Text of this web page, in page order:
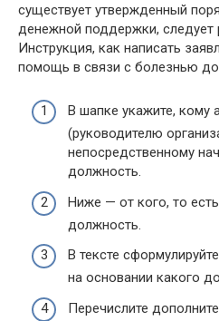
существует утвержденный
денежной поддержки, следует
Инструкция, как написать
помощь в связи с болезнью
В шапке укажите, кому
(руководителю
непосредственному
должность.
Ниже — от кого, то
должность.
В тексте
на основании какого
Перечислите